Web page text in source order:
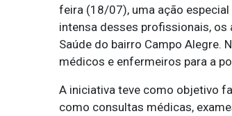
feira (18/07), uma ação
intensa desses profissionais, os
Saúde do bairro Campo Alegre.
médicos e enfermeiros para a
A iniciativa teve como objetivo
como consultas médicas,